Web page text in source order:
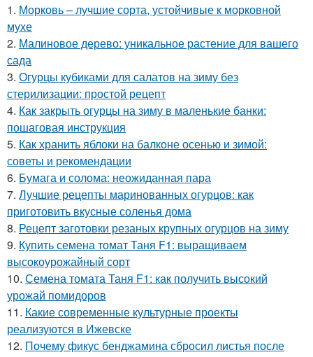
1. Морковь – лучшие сорта, устойчивые к морковной
мухе
2. Малиновое дерево: уникальное растение для вашего
сада
3. Огурцы кубиками для салатов на зиму без
стерилизации: простой рецепт
4. Как закрыть огурцы на зиму в маленькие банки:
пошаговая инструкция
5. Как хранить яблоки на балконе осенью и зимой:
советы и рекомендации
6. Бумага и солома: неожиданная пара
7. Лучшие рецепты маринованных огурцов: как
приготовить вкусные соленья дома
8. Рецепт заготовки резаных крупных огурцов на зиму
9. Купить семена томат Таня F1: выращиваем
высокоурожайный сорт
10. Семена томата Таня F1: как получить высокий
урожай помидоров
11. Какие современные культурные проекты
реализуются в Ижевске
12. Почему фикус бенджамина сбросил листья после